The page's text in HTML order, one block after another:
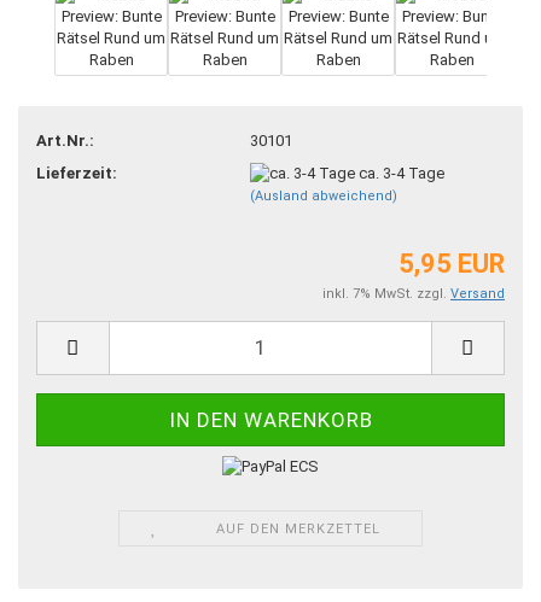
Art.Nr.:
30101
Lieferzeit:
ca. 3-4 Tage
(Ausland abweichend)
5,95 EUR
inkl. 7% MwSt. zzgl. Versand
AUF DEN MERKZETTEL